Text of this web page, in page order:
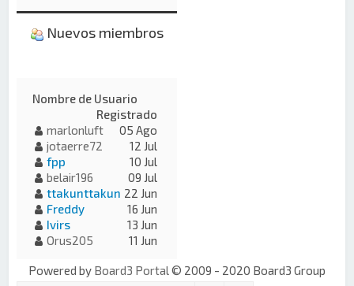
Nuevos miembros
Nombre de Usuario
Registrado
marlonluft
05 Ago
jotaerre72
12 Jul
fpp
10 Jul
belair196
09 Jul
ttakunttakun 22 Jun
Freddy
16 Jun
Ivirs
13 Jun
Orus205
11 Jun
Powered by Board3 Portal © 2009 - 2020 Board3 Group